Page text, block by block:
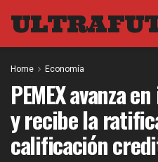
Home Economía
PEMEX avanza
y recibe la
calificación